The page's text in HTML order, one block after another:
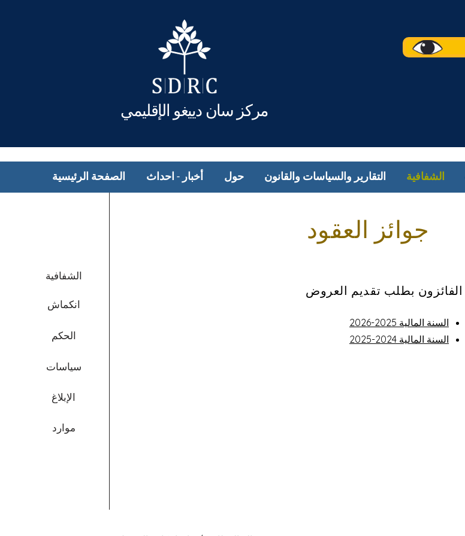
مركز سان دييغو الإقليمي
الصفحة الرئيسية أخبار - احداث حول التقارير والسياسات والقانون الشفافية
الشفافية
انكماش
الحكم
سياسات
الإبلاغ
موارد
جوائز العقود
السنة المالية 2025-2026
السنة المالية 2024-2025